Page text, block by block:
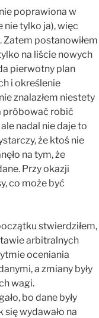
poprawiona w
nie tylko ja), więc
postanowiłem
na liście nowych
pierwotny plan
i określenie
znalazłem niestety
próbować robić
nadal nie daje to
że ktoś nie
na tym, że
Przy okazji
co może być
stwierdziłem,
arbitralnych
oceniania
a zmiany były
wagi.
bo dane były
wydawało na